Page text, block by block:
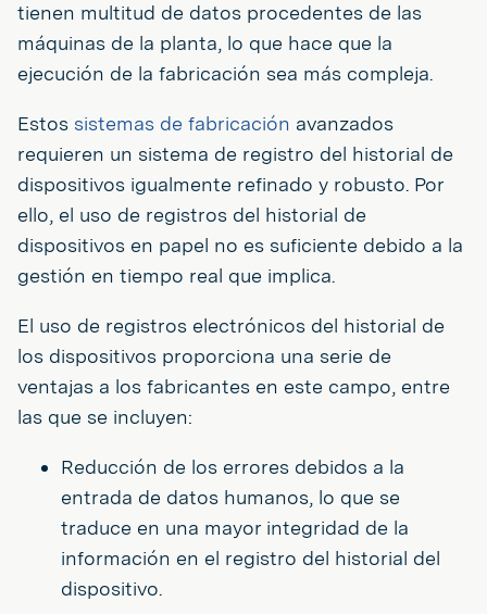
tienen multitud de datos procedentes de las
máquinas de la planta, lo que hace que la
ejecución de la fabricación sea más compleja.
Estos sistemas de fabricación avanzados
requieren un sistema de registro del historial de
dispositivos igualmente refinado y robusto. Por
ello, el uso de registros del historial de
dispositivos en papel no es suficiente debido a la
gestión en tiempo real que implica.
El uso de registros electrónicos del historial de
los dispositivos proporciona una serie de
ventajas a los fabricantes en este campo, entre
las que se incluyen:
Reducción de los errores debidos a la
entrada de datos humanos, lo que se
traduce en una mayor integridad de la
información en el registro del historial del
dispositivo.